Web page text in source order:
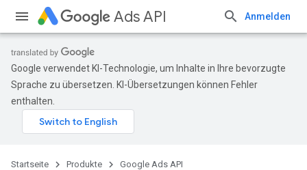
Ads API Anmelden
Google verwendet KI-Technologie, um Inhalte in Ihre bevorzugte
Sprache zu übersetzen. KI-Übersetzungen können Fehler
enthalten.
Startseite Produkte Google Ads API